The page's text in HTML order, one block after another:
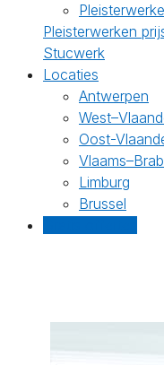
Pleisterwerken
Stucwerk
Locaties
Antwerpen
Oost-
Limburg
Brussel